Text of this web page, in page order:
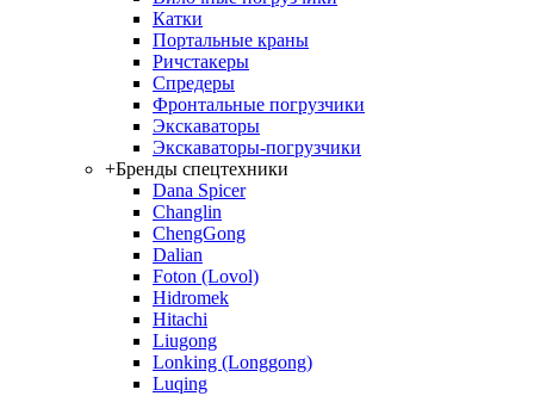
Катки
Портальные краны
Ричстакеры
Спредеры
Фронтальные погрузчики
Экскаваторы
Экскаваторы-погрузчики
+Бренды спецтехники
Dana Spicer
Changlin
ChengGong
Dalian
Foton (Lovol)
Hidromek
Hitachi
Liugong
Lonking (Longgong)
Luqing